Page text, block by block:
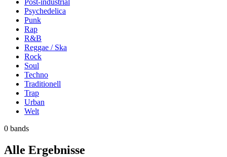
Psychedelica
Punk
Rap
R&B
Reggae / Ska
Rock
Soul
Techno
Traditionell
Trap
Urban
Welt
0 bands
Alle Ergebnisse